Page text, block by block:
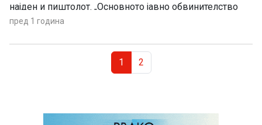
најден и пиштолот. „Основното јавно обвинителство
Штип е известено од МВР дека лицето по кое се
лишено од слобода. Пронајдено е и […]
пред 1 година
Current Page
1 Page
2